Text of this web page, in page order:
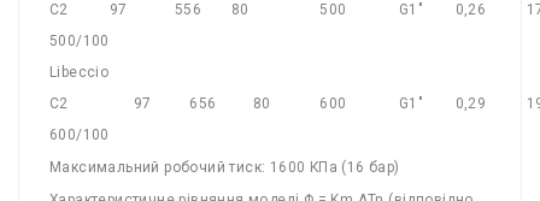
C2
500/100
97 556 80 500 G1″ 0,26
Libeccio
C2
600/100
97 656 80 600 G1″ 0,29
Максимальний робочий тиск: 1600 КПа (16 бар)